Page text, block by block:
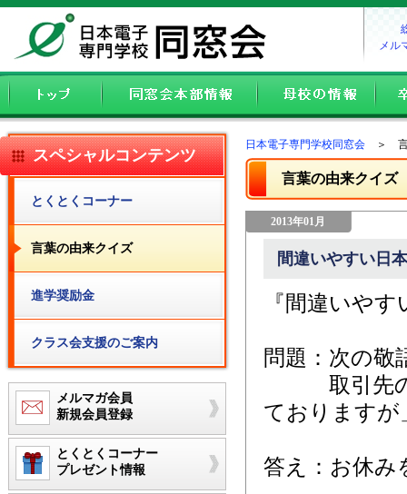
メル
スペシャルコンテンツ
とくとくコーナー
言葉の由来クイズ
進学奨励金
クラス会支援のご案内
メルマガ会員
新規会員登録
とくとくコーナー
プレゼント情報
日本電子専門学校同窓会 ＞ 言
言葉の由来クイズ
2013年01月
間違いやすい日
『間違いや
問題：次の
取引先の方
ておりますが
答え：お休